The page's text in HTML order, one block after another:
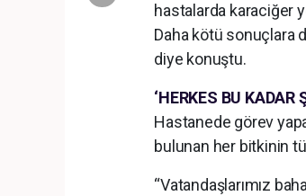
hastalarda karaciğer
Daha kötü sonuçlara
diye konuştu.
‘HERKES BU KADAR
Hastanede görev
bulunan her bitkinin
“Vatandaşlarımız